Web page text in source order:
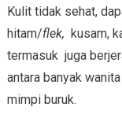
Kulit tidak sehat,
hitam/flek, kusam,
termasuk juga
antara banyak
mimpi buruk.